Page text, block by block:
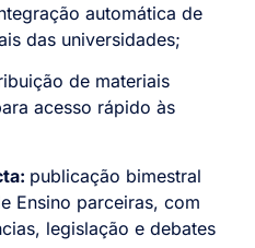
automática de
das universidades;
de materiais
acesso rápido às
publicação bimestral
Ensino parceiras, com
legislação e debates